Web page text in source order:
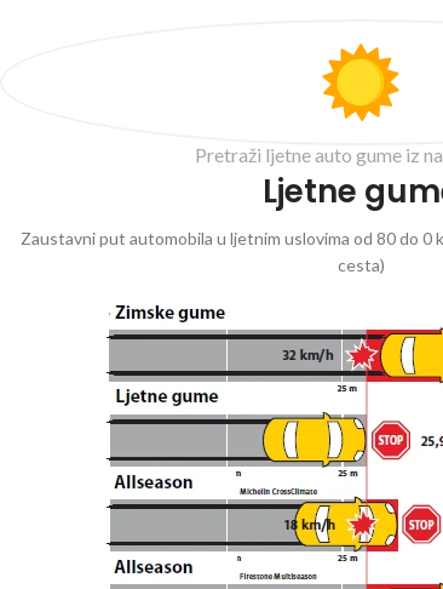
Pretraži ljetne auto gume iz
Ljetne
Zaustavni put automobila u ljetnim uslovima od 80 do 0
cesta)